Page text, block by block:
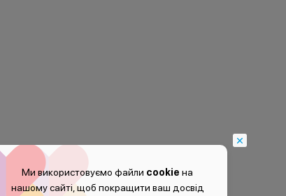
Ми використовуємо файли cookie на
нашому сайті, щоб покращити ваш досвід